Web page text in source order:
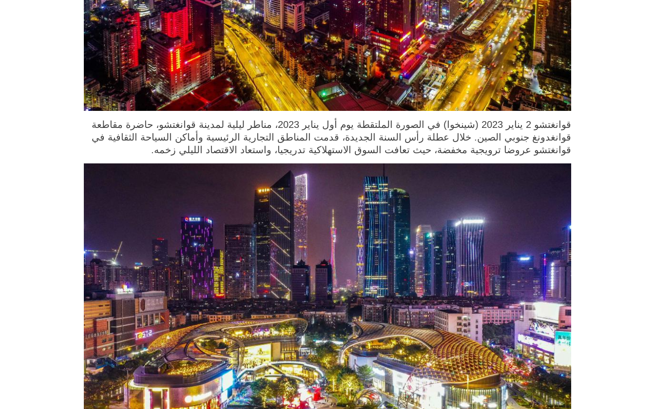
قوانغتشو 2 يناير 2023 (شينخوا) في الصورة الملتقطة يوم أول يناير 2023، مناطر ليلية لمدينة قوانغتشو، حاضرة مقاطعة
قوانغدونغ جنوبي الصين. خلال عطلة رأس السنة الجديدة، قدمت المناطق التجارية الرئيسية وأماكن السياحة الثقافية في
قوانغتشو عروضا ترويجية مخفضة، حيث تعافت السوق الاستهلاكية تدريجيا، واستعاد الاقتصاد الليلي زخمه.